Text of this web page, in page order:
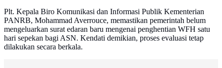
Plt. Kepala Biro Komunikasi dan Informasi Publik Kementerian
PANRB, Mohammad Averrouce, memastikan pemerintah belum
mengeluarkan surat edaran baru mengenai penghentian WFH satu
hari sepekan bagi ASN. Kendati demikian, proses evaluasi tetap
dilakukan secara berkala.